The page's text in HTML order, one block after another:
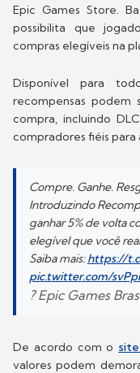
Epic Games Store.
possibilita que
compras elegíveis na
Disponível para
recompensas podem
compra, incluindo
compradores fiéis para
Compre. Ganhe.
Introduzindo
ganhar 5% de volta
elegível que você
Saiba mais:https://
pic.twitter.com/
? Epic Games
De acordo com o
valores podem